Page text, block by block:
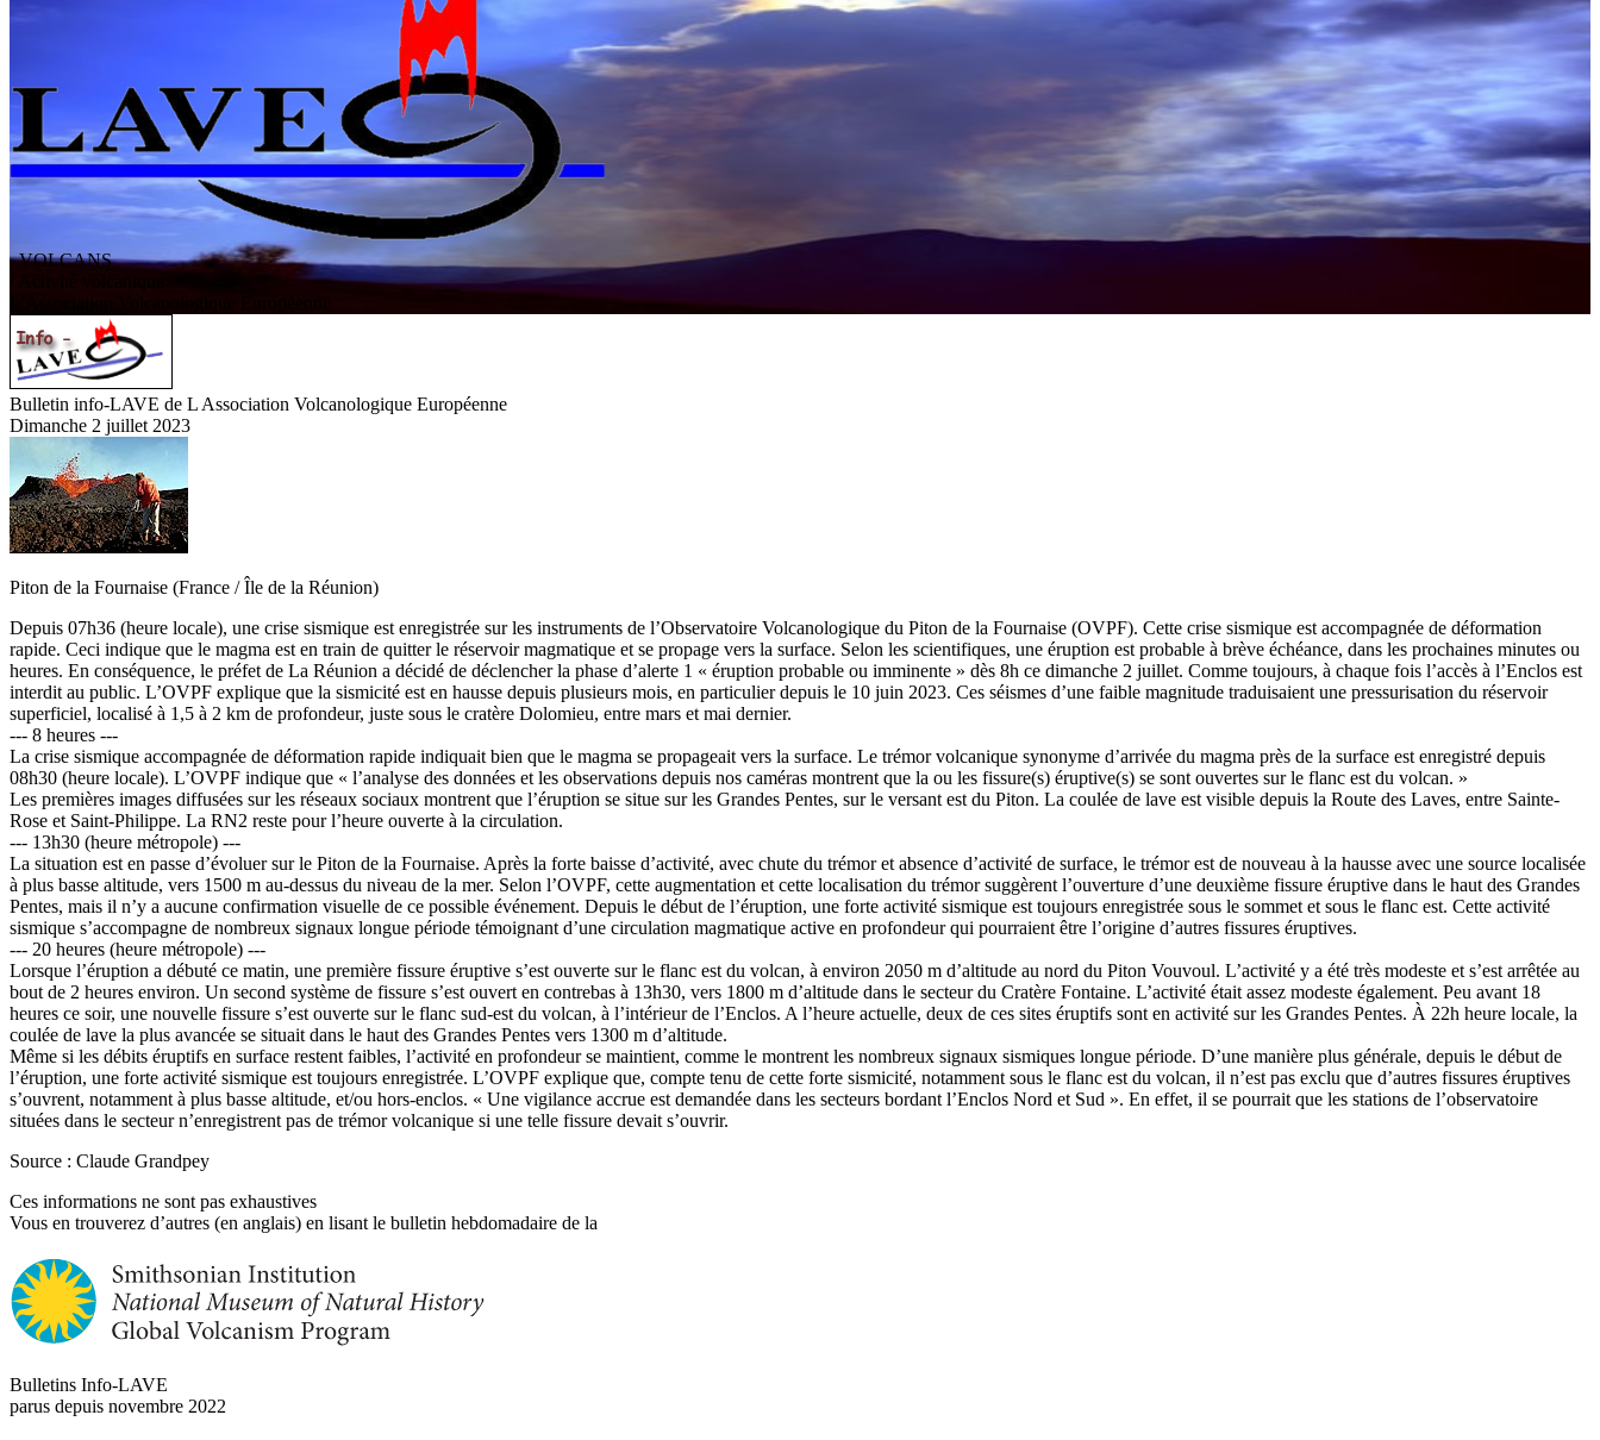
VOLCANS
olcanologique
Bulletin info-LAVE de L Association Volcanologique Européenne
Dimanche 2 juillet 2023
Piton de la Fournaise (France / Île de la Réunion)
Depuis 07h36 (heure locale), une crise sismique est enregistrée sur les instruments de l’Observatoire Volcanologique du Piton de la Fournaise (OVPF). Cette crise sismique est accompagnée de déformation
rapide. Ceci indique que le magma est en train de quitter le réservoir magmatique et se propage vers la surface. Selon les scientifiques, une éruption est probable à brève échéance, dans les prochaines minutes ou
heures. En conséquence, le préfet de La Réunion a décidé de déclencher la phase d’alerte 1 « éruption probable ou imminente » dès 8h ce dimanche 2 juillet. Comme toujours, à chaque fois l’accès à l’Enclos est
interdit au public. L’OVPF explique que la sismicité est en hausse depuis plusieurs mois, en particulier depuis le 10 juin 2023. Ces séismes d’une faible magnitude traduisaient une pressurisation du réservoir
superficiel, localisé à 1,5 à 2 km de profondeur, juste sous le cratère Dolomieu, entre mars et mai dernier.
--- 8 heures ---
La crise sismique accompagnée de déformation rapide indiquait bien que le magma se propageait vers la surface. Le trémor volcanique synonyme d’arrivée du magma près de la surface est enregistré depuis
08h30 (heure locale). L’OVPF indique que « l’analyse des données et les observations depuis nos caméras montrent que la ou les fissure(s) éruptive(s) se sont ouvertes sur le flanc est du volcan. »
Les premières images diffusées sur les réseaux sociaux montrent que l’éruption se situe sur les Grandes Pentes, sur le versant est du Piton. La coulée de lave est visible depuis la Route des Laves, entre Sainte-
Rose et Saint-Philippe. La RN2 reste pour l’heure ouverte à la circulation.
--- 13h30 (heure métropole) ---
La situation est en passe d’évoluer sur le Piton de la Fournaise. Après la forte baisse d’activité, avec chute du trémor et absence d’activité de surface, le trémor est de nouveau à la hausse avec une source localisée
à plus basse altitude, vers 1500 m au-dessus du niveau de la mer. Selon l’OVPF, cette augmentation et cette localisation du trémor suggèrent l’ouverture d’une deuxième fissure éruptive dans le haut des Grandes
Pentes, mais il n’y a aucune confirmation visuelle de ce possible événement. Depuis le début de l’éruption, une forte activité sismique est toujours enregistrée sous le sommet et sous le flanc est. Cette activité
sismique s’accompagne de nombreux signaux longue période témoignant d’une circulation magmatique active en profondeur qui pourraient être l’origine d’autres fissures éruptives.
--- 20 heures (heure métropole) ---
Lorsque l’éruption a débuté ce matin, une première fissure éruptive s’est ouverte sur le flanc est du volcan, à environ 2050 m d’altitude au nord du Piton Vouvoul. L’activité y a été très modeste et s’est arrêtée au
bout de 2 heures environ. Un second système de fissure s’est ouvert en contrebas à 13h30, vers 1800 m d’altitude dans le secteur du Cratère Fontaine. L’activité était assez modeste également. Peu avant 18
heures ce soir, une nouvelle fissure s’est ouverte sur le flanc sud-est du volcan, à l’intérieur de l’Enclos. A l’heure actuelle, deux de ces sites éruptifs sont en activité sur les Grandes Pentes. À 22h heure locale, la
coulée de lave la plus avancée se situait dans le haut des Grandes Pentes vers 1300 m d’altitude.
Même si les débits éruptifs en surface restent faibles, l’activité en profondeur se maintient, comme le montrent les nombreux signaux sismiques longue période. D’une manière plus générale, depuis le début de
l’éruption, une forte activité sismique est toujours enregistrée. L’OVPF explique que, compte tenu de cette forte sismicité, notamment sous le flanc est du volcan, il n’est pas exclu que d’autres fissures éruptives
s’ouvrent, notamment à plus basse altitude, et/ou hors-enclos. « Une vigilance accrue est demandée dans les secteurs bordant l’Enclos Nord et Sud ». En effet, il se pourrait que les stations de l’observatoire
situées dans le secteur n’enregistrent pas de trémor volcanique si une telle fissure devait s’ouvrir.
Source : Claude Grandpey
Ces informations ne sont pas exhaustives
Vous en trouverez d’autres (en anglais) en lisant le bulletin hebdomadaire de la
Bulletins Info-LAVE
parus depuis novembre 2022